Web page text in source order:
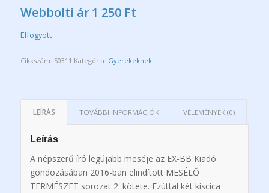
Webbolti ár 1 250 Ft
Elfogyott
Cikkszám: 50311 Kategória: Gyerekeknek
LEÍRÁS TOVÁBBI INFORMÁCIÓK VÉLEMÉNYEK (0)
Leírás
A népszerű író legújabb meséje az EX-BB Kiadó
gondozásában 2016-ban elindított MESÉLŐ
TERMÉSZET sorozat 2. kötete. Ezúttal két kiscica